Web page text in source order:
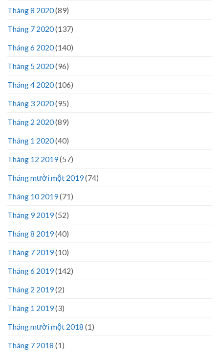
Tháng 8 2020(89)
Tháng 7 2020(137)
Tháng 6 2020(140)
Tháng 5 2020(96)
Tháng 4 2020(106)
Tháng 3 2020(95)
Tháng 2 2020(89)
Tháng 1 2020(40)
Tháng 12 2019(57)
Tháng mười một 2019(74)
Tháng 10 2019(71)
Tháng 9 2019(52)
Tháng 8 2019(40)
Tháng 7 2019(10)
Tháng 6 2019(142)
Tháng 2 2019(2)
Tháng 1 2019(3)
Tháng mười một 2018 (1)
Tháng 7 2018 (1)